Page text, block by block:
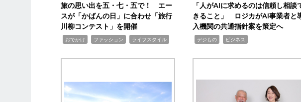
旅の思い出を五・七・五で！ エー
スが「かばんの日」に合わせ「旅行
川柳コンテスト」を開催
おでかけ ファッション ライフスタイル
「人がAIに求めるのは信頼し相談
きること」 ロジカがAI事業者と
入機関の共通指針案を策定へ
デジもの ビジネス